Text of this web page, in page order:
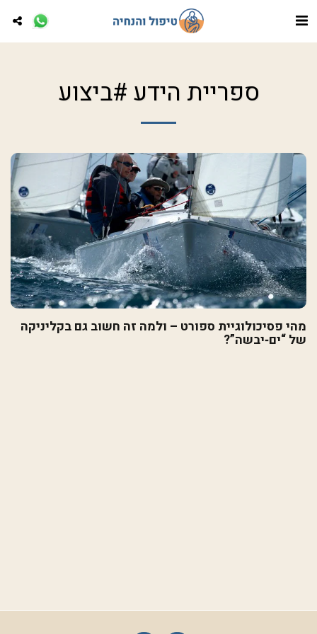
ספריית הידע #ביצוע
מהי פסיכולוגיית ספורט – ולמה זה חשוב גם בקליניקה
של “ים‑יבשה”?